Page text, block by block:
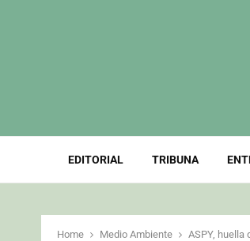
EDITORIAL TRIBUNA
Home Medio Ambiente ASPY, huella